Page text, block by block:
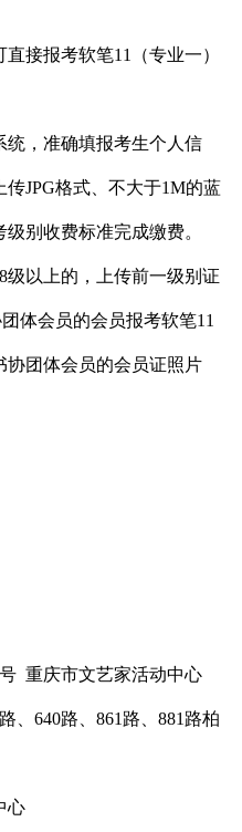
接报考软笔11（专业一）
统，准确填报考生个人信
JPG格式、不大于1M的蓝
别收费标准完成缴费。
级以上的，上传前一级别证
体会员的会员报考软笔11
协团体会员的会员证照片
重庆市文艺家活动中心
、640路、861路、881路柏
心